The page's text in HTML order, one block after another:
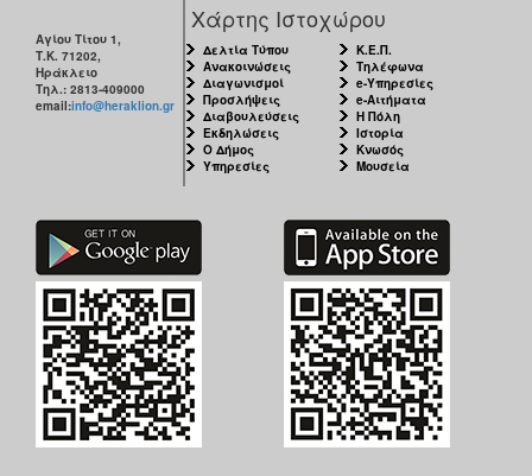
Αγίου Τίτου 1,
Τ.Κ. 71202,
Ηράκλειο
Τηλ.: 2813-409000
email:info@heraklion.gr
Χάρτης Ιστοχώρου
Δελτία Τύπου
Ανακοινώσεις
Διαγωνισμοί
Προσλήψεις
Διαβουλεύσεις
Εκδηλώσεις
Ο Δήμος
Υπηρεσίες
Κ.Ε.Π.
Τηλέφωνα
e-Υπηρεσίες
e-Αιτήματα
Η Πόλη
Ιστορία
Κνωσός
Μουσεία